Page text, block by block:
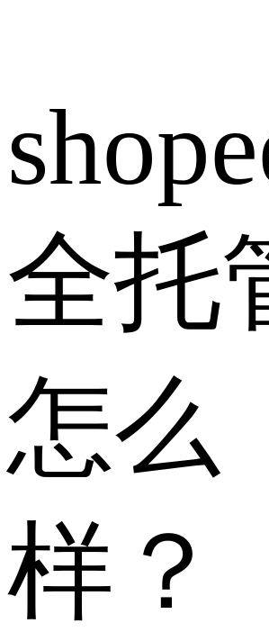
全托
怎么
样？